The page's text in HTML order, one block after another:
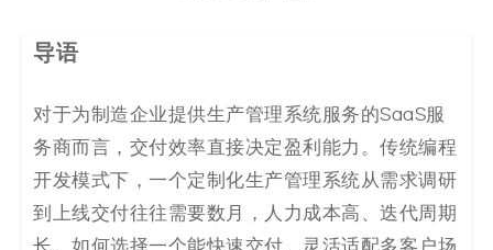
码
解
决
导语
对于为制造企业提供生产管理系统服务的SaaS服
务商而言，交付效率直接决定盈利能力。传统编程
开发模式下，一个定制化生产管理系统从需求调研
到上线交付往往需要数月，人力成本高、迭代周期